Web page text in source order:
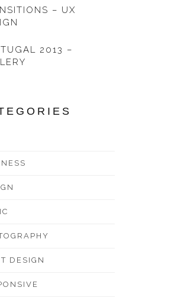
– UX
2013 –
DESIGN